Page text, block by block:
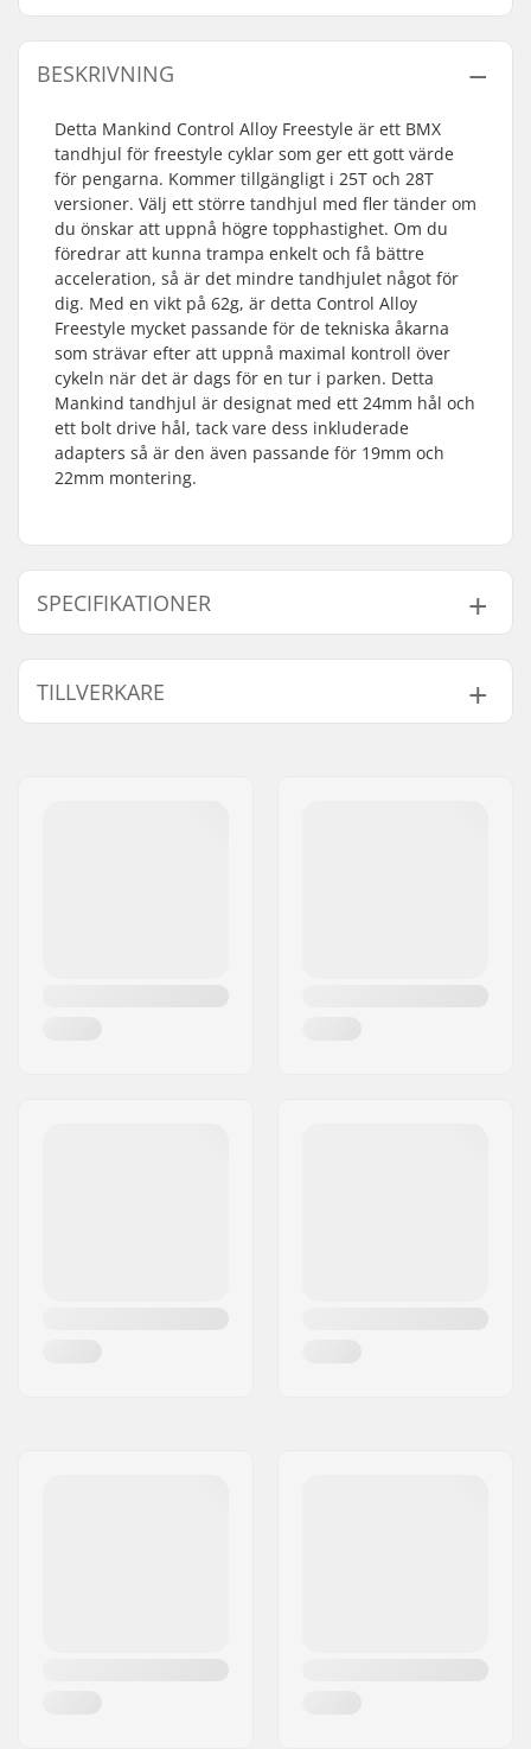
BESKRIVNING
Detta Mankind Control Alloy Freestyle är ett BMX
tandhjul för freestyle cyklar som ger ett gott värde
för pengarna. Kommer tillgängligt i 25T och 28T
versioner. Välj ett större tandhjul med fler tänder om
du önskar att uppnå högre topphastighet. Om du
föredrar att kunna trampa enkelt och få bättre
acceleration, så är det mindre tandhjulet något för
dig. Med en vikt på 62g, är detta Control Alloy
Freestyle mycket passande för de tekniska åkarna
som strävar efter att uppnå maximal kontroll över
cykeln när det är dags för en tur i parken. Detta
Mankind tandhjul är designat med ett 24mm hål och
ett bolt drive hål, tack vare dess inkluderade
adapters så är den även passande för 19mm och
22mm montering.
SPECIFIKATIONER
Antal tänder:
25T
Kugghjuls montering:
Bult
TILLVERKARE